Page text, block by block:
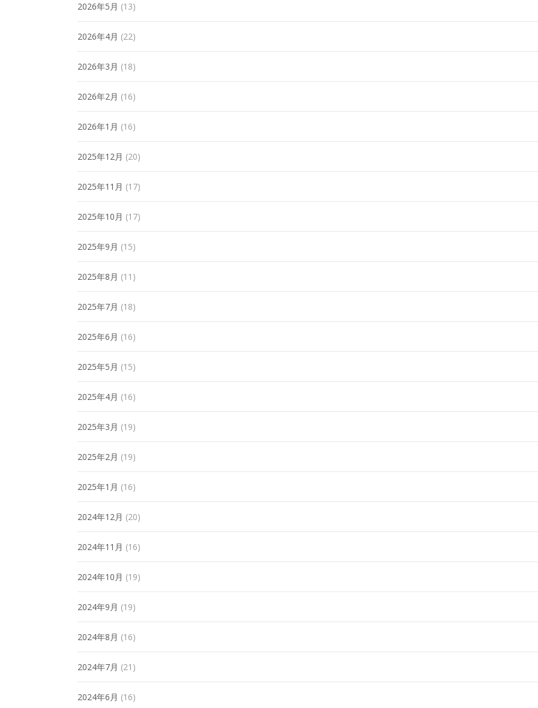
2026年5月 (13)
2026年4月 (22)
2026年3月 (18)
2026年2月 (16)
2026年1月 (16)
2025年12月 (20)
2025年11月 (17)
2025年10月 (17)
2025年9月 (15)
2025年8月 (11)
2025年7月 (18)
2025年6月 (16)
2025年5月 (15)
2025年4月 (16)
2025年3月 (19)
2025年2月 (19)
2025年1月 (16)
2024年12月 (20)
2024年11月 (16)
2024年10月 (19)
2024年9月 (19)
2024年8月 (16)
2024年7月 (21)
2024年6月 (16)